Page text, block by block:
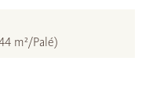
m²/Palé)